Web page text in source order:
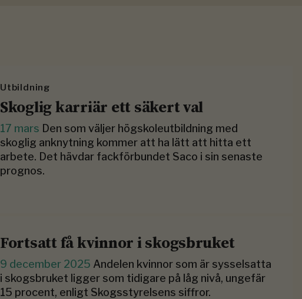
Utbildning
Skoglig karriär ett säkert val
17 mars Den som väljer högskoleutbildning med
skoglig anknytning kommer att ha lätt att hitta ett
arbete. Det hävdar fackförbundet Saco i sin senaste
prognos.
Fortsatt få kvinnor i skogsbruket
9 december 2025 Andelen kvinnor som är sysselsatta
i skogsbruket ligger som tidigare på låg nivå, ungefär
15 procent, enligt Skogsstyrelsens siffror.